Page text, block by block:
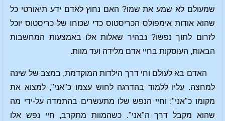
שמעולם לא שמע את שמו? האם נחוץ לאדם ידע תיאורטי כל
שהוא אודות אימפולס הכריסטוס כדי שכוחו של כריסטוס יוכל
לזרום לתוך נפשו? נבהיר שאלות אלו באמצעות המחשבות
הבאות, העוסקות בחיי אדם מלידה ועד מוות.
האדם בא לעולם וחי דרך הילדות המוקדמת, במצב של שינה
למחצה. עליו ללמוד בהדרגה לחוש עצמו כ"אני", למצוא את
מקומו כ"אני"; וחיי הנפש שלו מתעשרים בהתמדה על-ידי מה
שהוא מקבל דרך ה"אני". כשהמוות מתקרב, חיי נפש אלו